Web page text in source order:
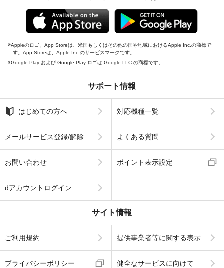
Appleのロゴ、App Storeは、米国もしくはその他の国や地域におけるApple Inc.の商標で
す。App Storeは、Apple Inc.のサービスマークです。
Google Play および Google Play ロゴは Google LLC の商標です。
サポート情報
はじめての方へ 対応機種一覧
メールサービス登録/解除 よくある質問
お問い合わせ ポイント表示設定
dアカウントログイン
サイト情報
ご利用規約 提供事業者等に関する表示
プライバシーポリシー 健全なサービスに向けて